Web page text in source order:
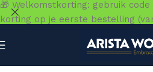
🎁 Welkomstkorting: gebruik code
korting op je eerste bestelling